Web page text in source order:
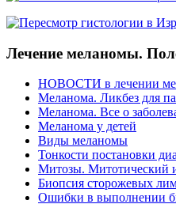
Лечение меланомы.
НОВОСТИ в лечении
Меланома. Ликбез для
Меланома. Все о
Меланома у детей
Виды меланомы
Тонкости постановки
Митозы. Митотический
Биопсия сторожевых
Ошибки в выполнении